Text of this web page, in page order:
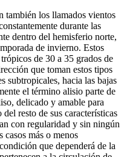
también los llamados vientos
durante las
dentro del hemisferio norte,
de invierno. Estos
de 30 a 35 grados de
que toman estos tipos
subtropicales, hacia las bajas
el término alisio parte de
delicado y amable para
resto de sus características
con regularidad y sin ningún
casos más o menos
que dependerá de la